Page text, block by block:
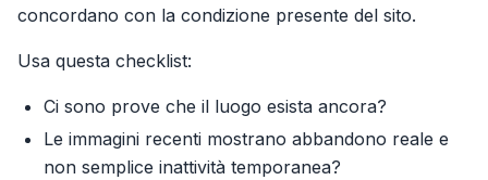
concordano con la condizione presente del sito.
Usa questa checklist:
Ci sono prove che il luogo esista ancora?
Le immagini recenti mostrano abbandono reale e
non semplice inattività temporanea?